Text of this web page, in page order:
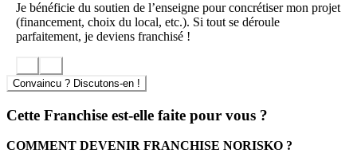
Si vous envisagez de rejoindre ce réseau, vous devez vous acquitter
d’undroit d’entrée,d’unapport personnel
redevance d’exploitation
commercial ou dans les zones périphériques.
Je bénéficie du soutien de l’enseigne pour concrétiser mon projet
(financement, choix du local, etc.). Si tout se déroule
parfaitement, je deviens franchisé !
Convaincu ? Discutons-en !
Cette Franchise est-elle faite pour vous ?
COMMENT DEVENIR FRANCHISE NORISKO ?